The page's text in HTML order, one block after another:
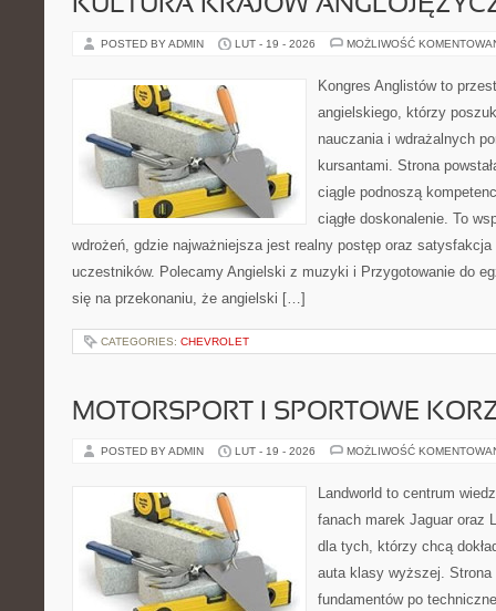
KULTURA KRAJÓW
POSTED BY ADMIN LUT - 19 - 2026 MOŻLIWOŚĆ
Kongres Anglistów to
angielskiego, którzy
nauczania i wdrażalnych
kursantami. Strona
ciągle podnoszą
ciągłe doskonalenie. To
wdrożeń, gdzie najważniejsza jest realny postęp oraz
uczestników. Polecamy Angielski z muzyki i Przygotowanie do
się na przekonaniu, że angielski […]
CATEGORIES: CHEVROLET
MOTORSPORT I SPORTOWE
POSTED BY ADMIN LUT - 19 - 2026 MOŻLIWOŚĆ
Landworld to centrum
fanach marek Jaguar oraz
dla tych, którzy chcą
auta klasy wyższej.
fundamentów po